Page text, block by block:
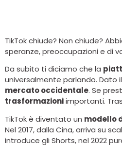
TikTok chiude? Non chiude?
speranze, preoccupazioni e di
Da subito ti diciamo che la
universalmente parlando. Dato il
mercato occidentale. Se
trasformazioniimportanti.
TikTok è diventato un modello
Nel 2017, dalla Cina, arriva su
introduce gli Shorts, nel 2022